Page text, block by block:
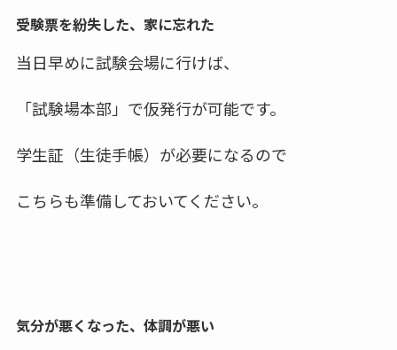
受験票を紛失した、家に忘れた
当日早めに試験会場に行けば、
「試験場本部」で仮発行が可能です。
学生証（生徒手帳） が必要になるので
こちらも準備しておいてください。
気分が悪くなった、体調が悪い